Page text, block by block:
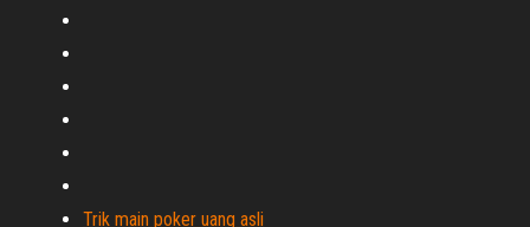
Trik main poker uang asli